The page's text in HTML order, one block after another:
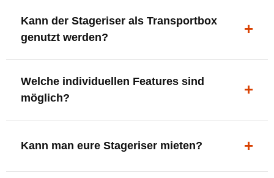
innerhalb Deutschlands kostenfrei.
Kann der Stageriser als Transportbox
genutzt werden?
oder Zubehör nutzen.
Welche individuellen Features sind
möglich?
XLR-Brücke / Schnittstelle
Setlist-Clip
Kann man eure Stageriser mieten?